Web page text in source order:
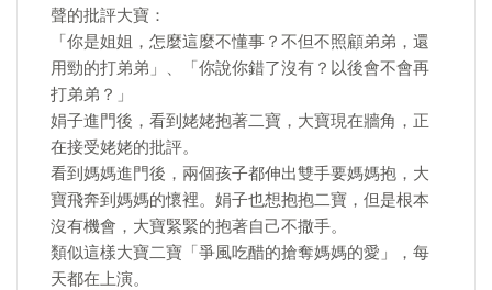
聲的批評大寶：
「你是姐姐，怎麼這麼不懂事？不但不照顧弟弟，還
用勁的打弟弟」、「你說你錯了沒有？以後會不會再
打弟弟？」
娟子進門後，看到姥姥抱著二寶，大寶現在牆角，正
在接受姥姥的批評。
看到媽媽進門後，兩個孩子都伸出雙手要媽媽抱，大
寶飛奔到媽媽的懷裡。娟子也想抱抱二寶，但是根本
沒有機會，大寶緊緊的抱著自己不撒手。
類似這樣大寶二寶「爭風吃醋的搶奪媽媽的愛」，每
天都在上演。